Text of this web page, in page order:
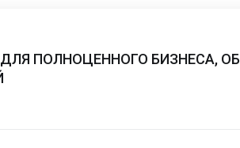
ПОЛНОЦЕННОГО БИЗНЕСА,